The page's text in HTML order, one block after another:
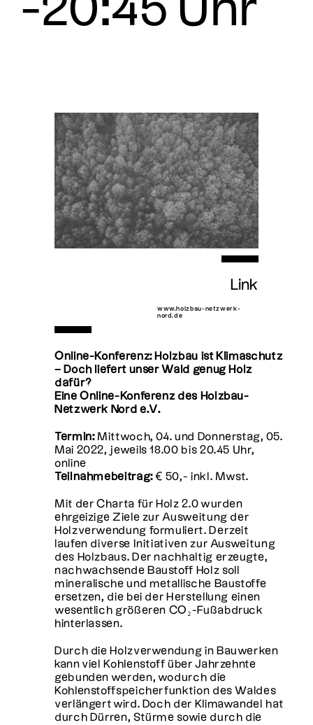
-20:45 Uhr
Link
www.holzbau-netzwerk-
nord.de
Online-Konferenz: Holzbau ist Klimaschutz
– Doch liefert unser Wald genug Holz
dafür?
Eine Online-Konferenz des Holzbau-
Netzwerk Nord e.V.
Termin:Mittwoch, 04. und Donnerstag, 05.
Mai 2022, jeweils 18.00 bis 20.45 Uhr,
online
Teilnahmebeitrag: € 50,- inkl. Mwst.
Mit der Charta für Holz 2.0 wurden
ehrgeizige Ziele zur Ausweitung der
Holzverwendung formuliert. Derzeit
laufen diverse Initiativen zur Ausweitung
des Holzbaus. Der nachhaltig erzeugte,
nachwachsende Baustoff Holz soll
mineralische und metallische Baustoffe
ersetzen, die bei der Herstellung einen
wesentlich größeren CO₂-Fußabdruck
hinterlassen.
Durch die Holzverwendung in Bauwerken
kann viel Kohlenstoff über Jahrzehnte
gebunden werden, wodurch die
Kohlenstoffspeicherfunktion des Waldes
verlängert wird. Doch der Klimawandel hat
durch Dürren, Stürme sowie durch die